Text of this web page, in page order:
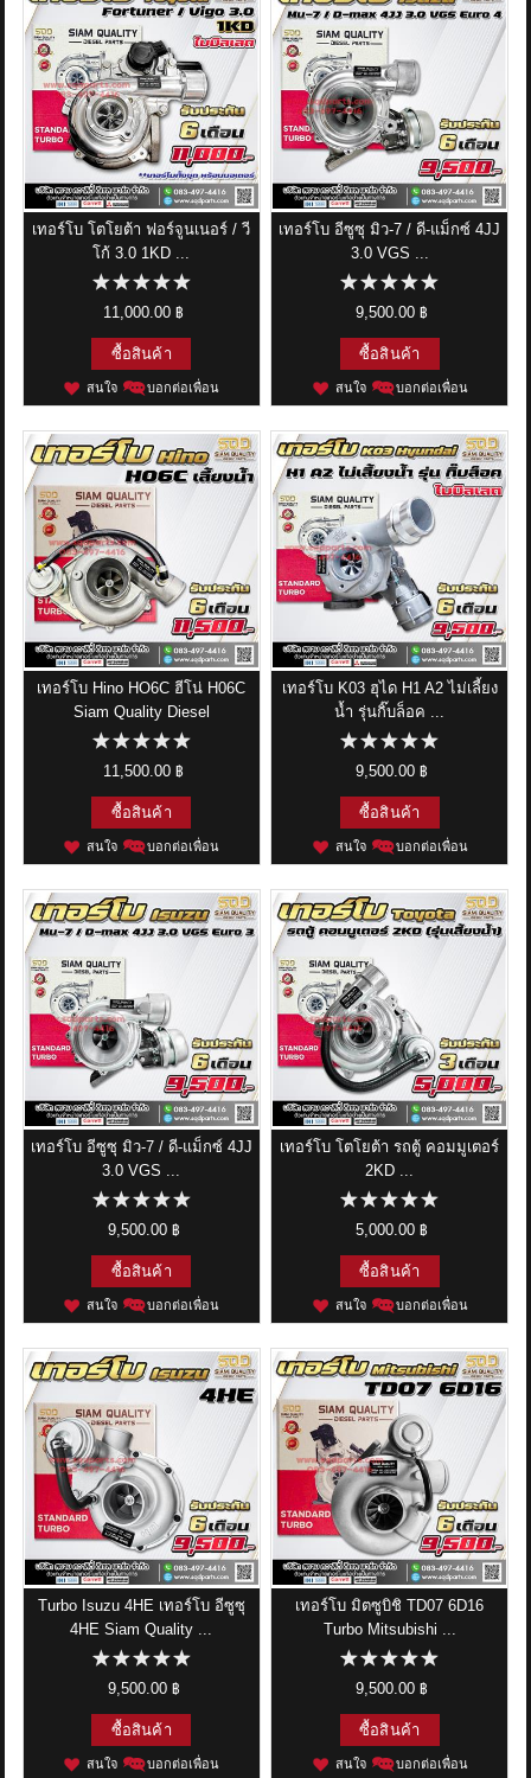
เทอร์โบ โตโยต้า ฟอร์จูนเนอร์ / วี
โก้ 3.0 1KD ...
11,000.00 ฿
ซื้อสินค้า
สนใจ บอกต่อเพื่อน
เทอร์โบ อีซูซุ มิว-7 / ดี-แม็กซ์ 4JJ
3.0 VGS ...
9,500.00 ฿
ซื้อสินค้า
สนใจ บอกต่อเพื่อน
เทอร์โบ Hino HO6C ฮีโน่ H06C
Siam Quality Diesel
11,500.00 ฿
ซื้อสินค้า
สนใจ บอกต่อเพื่อน
เทอร์โบ K03 ฮุได H1 A2 ไม่เลี้ยง
น้ำ รุ่นกิ๊บล็อค ...
9,500.00 ฿
ซื้อสินค้า
สนใจ บอกต่อเพื่อน
เทอร์โบ อีซูซุ มิว-7 / ดี-แม็กซ์ 4JJ
3.0 VGS ...
9,500.00 ฿
ซื้อสินค้า
สนใจ บอกต่อเพื่อน
เทอร์โบ โตโยต้า รถตู้ คอมมูเตอร์
2KD ...
5,000.00 ฿
ซื้อสินค้า
สนใจ บอกต่อเพื่อน
Turbo Isuzu 4HE เทอร์โบ อีซูซุ
4HE Siam Quality ...
9,500.00 ฿
ซื้อสินค้า
สนใจ บอกต่อเพื่อน
เทอร์โบ มิตซูบิชิ TD07 6D16
Turbo Mitsubishi ...
9,500.00 ฿
ซื้อสินค้า
สนใจ บอกต่อเพื่อน